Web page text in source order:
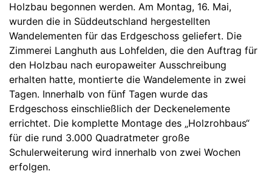
Holzbau begonnen werden. Am Montag, 16. Mai,
wurden die in Süddeutschland hergestellten
Wandelementen für das Erdgeschoss geliefert. Die
Zimmerei Langhuth aus Lohfelden, die den Auftrag für
den Holzbau nach europaweiter Ausschreibung
erhalten hatte, montierte die Wandelemente in zwei
Tagen. Innerhalb von fünf Tagen wurde das
Erdgeschoss einschließlich der Deckenelemente
errichtet. Die komplette Montage des „Holzrohbaus“
für die rund 3.000 Quadratmeter große
Schulerweiterung wird innerhalb von zwei Wochen
erfolgen.